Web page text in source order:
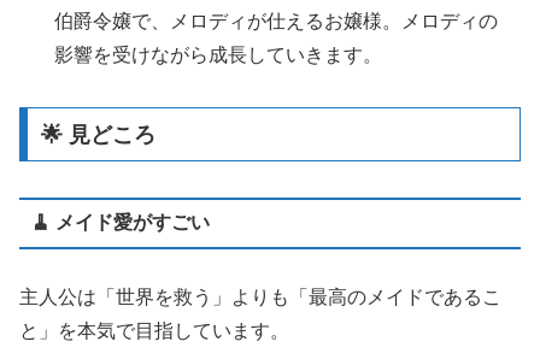
伯爵令嬢で、メロディが仕えるお嬢様。メロディの
影響を受けながら成長していきます。
🌟 見どころ
🧹 メイド愛がすごい
主人公は「世界を救う」よりも「最高のメイドであるこ
と」を本気で目指しています。